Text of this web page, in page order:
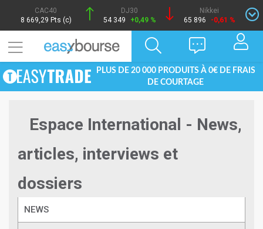
CAC40
8 669,29 Pts (c)
DJ30
54 349
+0,49 %
Nikkei
65 896
-0,61 %
PLUS DE 20 000 PRODUITS À 0€ DE FRAIS
DE COURTAGE
Espace International - News,
articles, interviews et
dossiers
NEWS